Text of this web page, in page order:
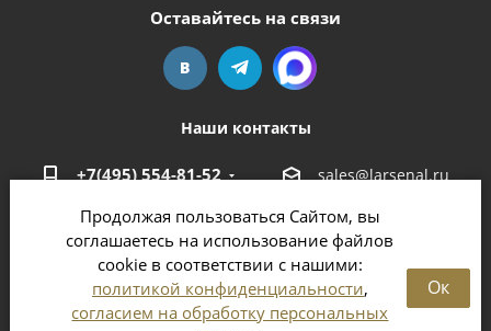
Продолжая пользоваться Сайтом, вы
соглашаетесь на использование файлов
cookie в соответствии с нашими:
политикой конфиденциальности,
согласием на обработку персональных
Ок
Оставайтесь на связи
Наши контакты
+7(495) 554-81-52 sales@larsenal.ru
Московская область,
г. Люберцы,
ул. Хлебозаводская, 8 Б